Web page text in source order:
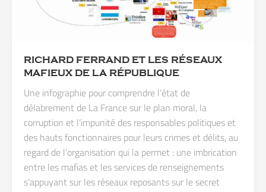
RICHARD FERRAND ET LES RÉSEAUX
MAFIEUX DE LA RÉPUBLIQUE
Une infographie pour comprendre l’état de
délabrement de La France sur le plan moral, la
corruption et l’impunité des responsables politiques et
des hauts fonctionnaires pour leurs crimes et délits, au
regard de l’organisation qui la permet : une imbrication
entre les mafias et les services de renseignements
s’appuyant sur les réseaux reposants sur le secret